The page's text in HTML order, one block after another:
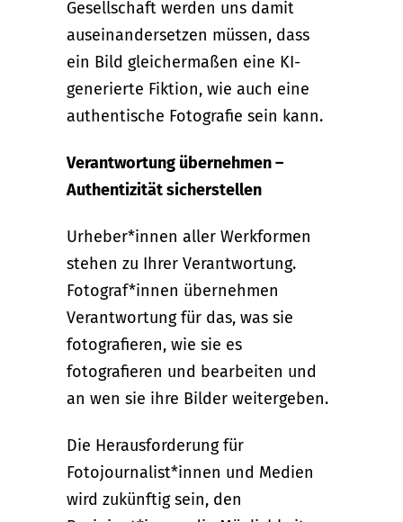
Gesellschaft werden uns damit
auseinandersetzen müssen, dass
ein Bild gleichermaßen eine KI-
generierte Fiktion, wie auch eine
authentische Fotografie sein kann.
Verantwortung übernehmen –
Authentizität sicherstellen
Urheber*innen aller Werkformen
stehen zu Ihrer Verantwortung.
Fotograf*innen übernehmen
Verantwortung für das, was sie
fotografieren, wie sie es
fotografieren und bearbeiten und
an wen sie ihre Bilder weitergeben.
Die Herausforderung für
Fotojournalist*innen und Medien
wird zukünftig sein, den